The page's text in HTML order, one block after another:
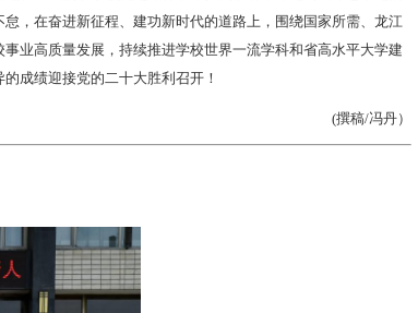
，在奋进新征程、建功新时代的道路上，围绕国家所需、龙江
业高质量发展，持续推进学校世界一流学科和省高水平大学建
成绩迎接党的二十大胜利召开！
(撰稿/冯丹）